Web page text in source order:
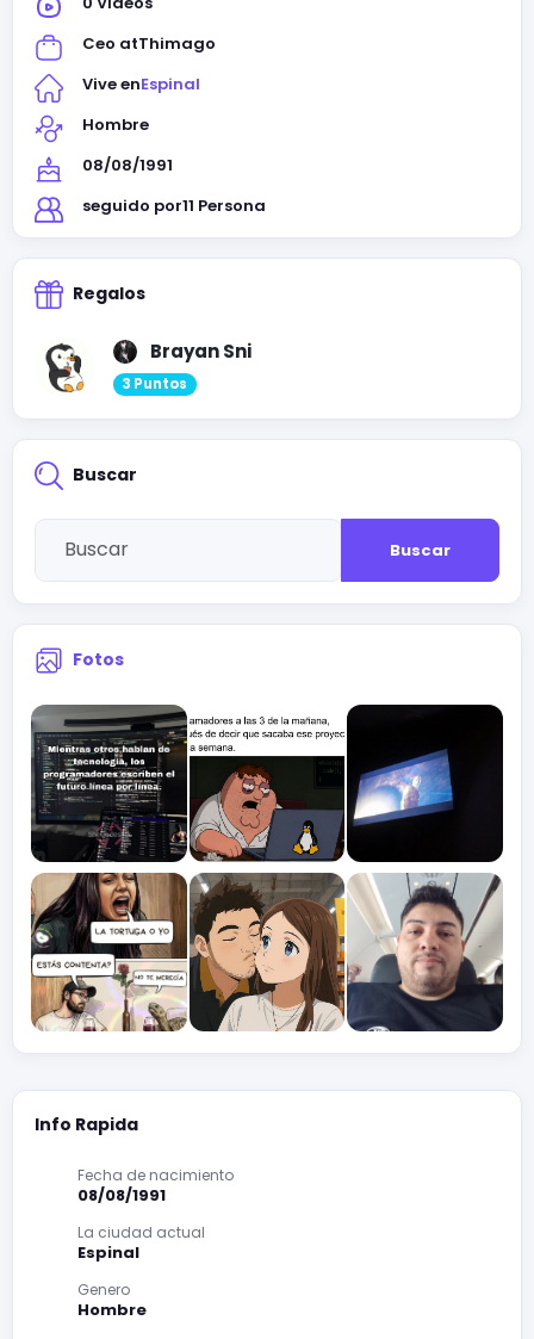
Ceo atThimago
Vive enEspinal
Hombre
08/08/1991
seguido por11 Persona
Regalos
Brayan Sni
3 Puntos
Buscar
Buscar
Fotos
Info Rapida
Fecha de nacimiento
08/08/1991
La ciudad actual
Espinal
Genero
Hombre